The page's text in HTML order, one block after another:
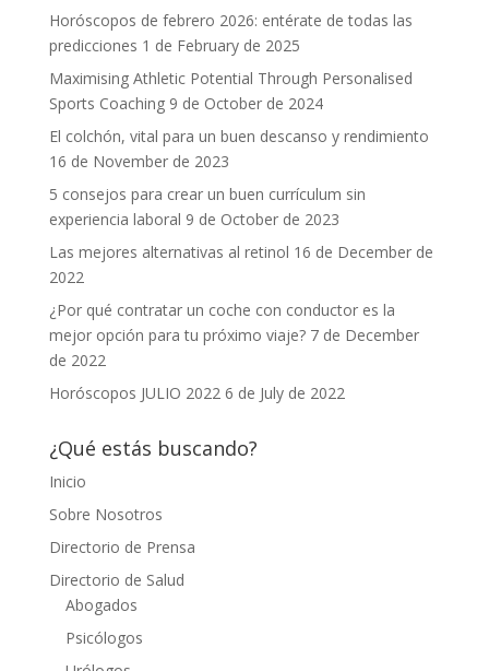
Horóscopos de febrero 2026: entérate de todas las
predicciones 1 de February de 2025
Maximising Athletic Potential Through Personalised
Sports Coaching 9 de October de 2024
El colchón, vital para un buen descanso y rendimiento
16 de November de 2023
5 consejos para crear un buen currículum sin
experiencia laboral 9 de October de 2023
Las mejores alternativas al retinol 16 de December de
2022
¿Por qué contratar un coche con conductor es la
mejor opción para tu próximo viaje? 7 de December
de 2022
Horóscopos JULIO 2022 6 de July de 2022
¿Qué estás buscando?
Inicio
Sobre Nosotros
Directorio de Prensa
Directorio de Salud
Abogados
Psicólogos